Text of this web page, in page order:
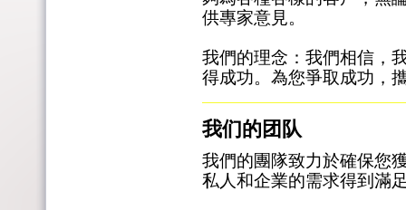
供專家意見。
我們的理念：我們相信，
得成功。為您爭取成功 ，
我们的团队
我們的團隊致力於確保您
私人和企業的需求得到滿